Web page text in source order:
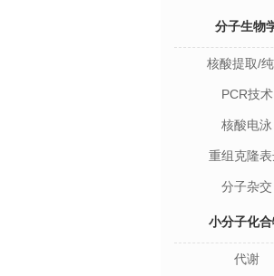
分子生物
核酸提取/
PCR技术
核酸电泳
重组克隆表
分子杂交
小分子化
代谢